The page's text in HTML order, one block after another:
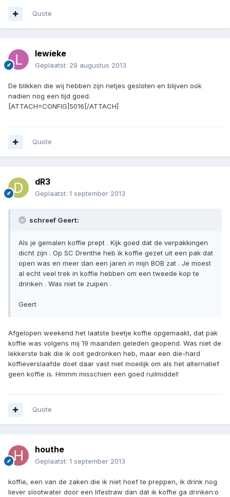
Quote
lewieke
Geplaatst: 29 augustus 2013
De blikken die wij hebben zijn netjes gesloten en blijven ook
nadien nog een tijd goed.
[ATTACH=CONFIG]5016[/ATTACH]
Quote
dR3
Geplaatst: 1 september 2013
schreef Geert:
Als je gemalen koffie prept . Kijk goed dat de verpakkingen
dicht zijn . Op SC Drenthe heb ik koffie gezet uit een pak dat
open was en meer dan een jaren in mijn BOB zat . Je moest
al echt veel trek in koffie hebben om een tweede kop te
drinken . Was niet te zuipen .
Geert
Afgelopen weekend het laatste beetje koffie opgemaakt, dat pak
koffie was volgens mij 19 maanden geleden geopend. Was niet de
lekkerste bak die ik ooit gedronken heb, maar een die-hard
koffieverslaafde doet daar vast niet moeilijk om als het alternatief
geen koffie is. Hmmm misschien een goed ruilmiddel!
Quote
houthe
Geplaatst: 1 september 2013
koffie, een van de zaken die ik niet hoef te preppen, ik drink nog
liever slootwater door een lifestraw dan dat ik koffie ga drinken:o